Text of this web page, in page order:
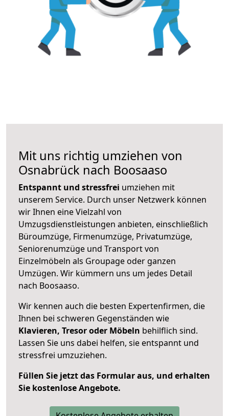
Mit uns richtig umziehen von
Osnabrück nach Boosaaso
Entspannt und stressfrei umziehen mit
unserem Service. Durch unser Netzwerk können
wir Ihnen eine Vielzahl von
Umzugsdienstleistungen anbieten, einschließlich
Büroumzüge, Firmenumzüge, Privatumzüge,
Seniorenumzüge und Transport von
Einzelmöbeln als Groupage oder ganzen
Umzügen. Wir kümmern uns um jedes Detail
nach Boosaaso.
Wir kennen auch die besten Expertenfirmen, die
Ihnen bei schweren Gegenständen wie
Klavieren, Tresor oder Möbeln behilflich sind.
Lassen Sie uns dabei helfen, sie entspannt und
stressfrei umzuziehen.
Füllen Sie jetzt das Formular aus, und erhalten
Sie kostenlose Angebote.